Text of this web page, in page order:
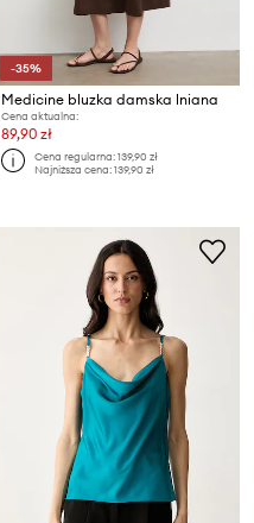
-35%
Medicine bluzka damska lniana
Cena aktualna:
89,90 zł
Cena regularna:139,90 zł
Najniższa cena:139,90 zł